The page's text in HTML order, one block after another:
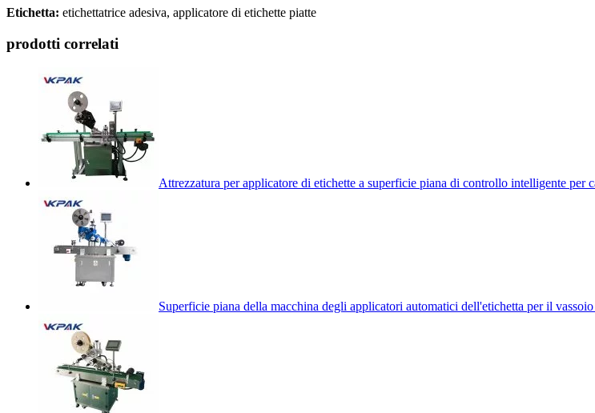
Etichetta: etichettatrice adesiva, applicatore di etichette piatte
prodotti correlati
Attrezzatura per applicatore di etichette a superficie piana di controllo intelligente per
Superficie piana della macchina degli applicatori automatici dell'etichetta per il